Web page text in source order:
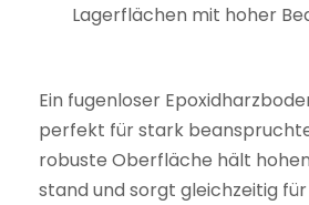
Lagerflächen mit hoher
Ein fugenloser
perfekt für stark
robuste Oberfläche hält
stand und sorgt gleichzeitig